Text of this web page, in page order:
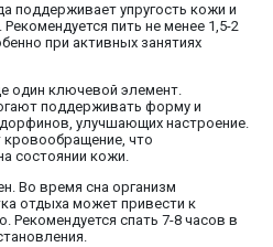
поддерживает упругость кожи и
пить не менее 1,5-2
при активных занятиях
один ключевой элемент.
поддерживать форму и
улучшающих настроение.
что
состоянии кожи.
Во время сна организм
отдыха может привести к
спать 7-8 часов в